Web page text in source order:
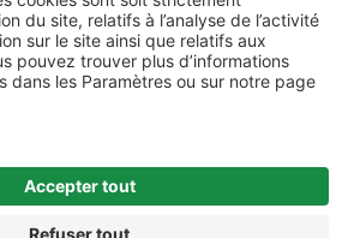
Contact
Mentions légales